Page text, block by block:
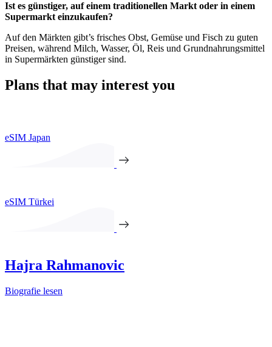
Ist es günstiger, auf einem traditionellen Markt oder in einem
Supermarkt einzukaufen?
Auf den Märkten gibt’s frisches Obst, Gemüse und Fisch zu guten
Preisen, während Milch, Wasser, Öl, Reis und Grundnahrungsmittel
in Supermärkten günstiger sind.
Plans that may interest you
eSIM Japan
eSIM Türkei
Hajra Rahmanovic
Biografie lesen